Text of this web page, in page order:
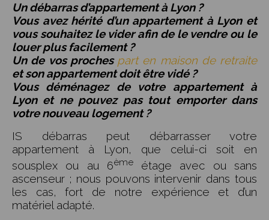
Un débarras d’appartement à Lyon ?
Vous avez hérité d’un appartement à Lyon et
vous souhaitez le vider afin de le vendre ou le
louer plus facilement ?
Un de vos proches part en maison de retraite
et son appartement doit être vidé ?
Vous déménagez de votre appartement à
Lyon et ne pouvez pas tout emporter dans
votre nouveau logement ?
IS débarras peut débarrasser votre
appartement à Lyon, que celui-ci soit en
sousplex ou au 6èmeétage avec ou sans
ascenseur ; nous pouvons intervenir dans tous
les cas, fort de notre expérience et d’un
matériel adapté.